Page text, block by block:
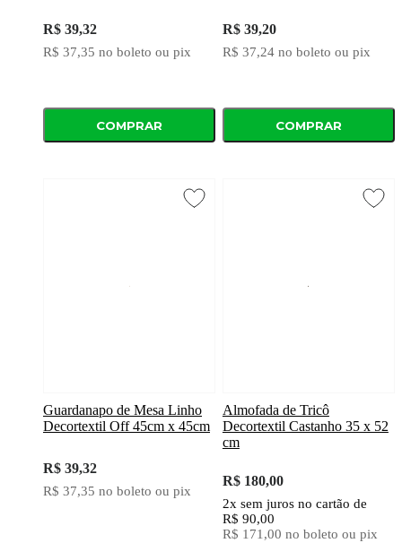
R$ 39,32
R$ 37,35 no boleto ou pix
COMPRAR
R$ 39,20
R$ 37,24 no boleto ou pix
COMPRAR
Guardanapo de Mesa Linho
Decortextil Off 45cm x 45cm
R$ 39,32
R$ 37,35 no boleto ou pix
Almofada de Tricô
Decortextil Castanho 35 x 52
cm
R$ 180,00
2x sem juros no cartão de
R$ 90,00
R$ 171,00 no boleto ou pix